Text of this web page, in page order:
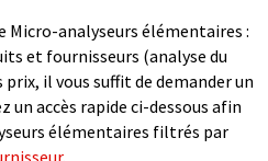
Micro-analyseurs élémentaires :
et fournisseurs (analyse du
il vous suffit de demander un
un accès rapide ci-dessous afin
élémentaires filtrés par
.